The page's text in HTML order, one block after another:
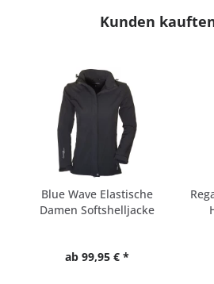
Kunden
Blue Wave Elastische
Damen Softshelljacke
ab 99,95 € *